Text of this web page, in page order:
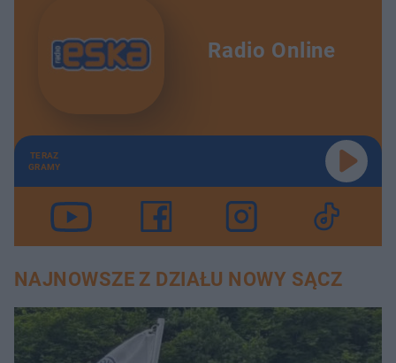
Radio Online
TERAZ
GRAMY
NAJNOWSZE Z DZIAŁU NOWY SĄCZ